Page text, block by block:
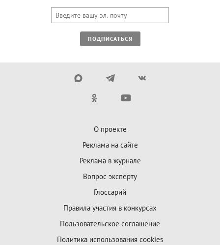
ПОДПИСАТЬСЯ
О проекте
Реклама на сайте
Реклама в журнале
Вопрос эксперту
Глоссарий
Правила участия в конкурсах
Пользовательское соглашение
Политика использования cookies